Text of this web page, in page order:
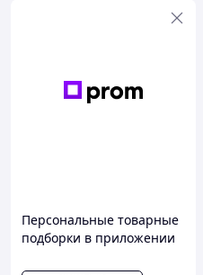
Персональные товарные
подборки в приложении